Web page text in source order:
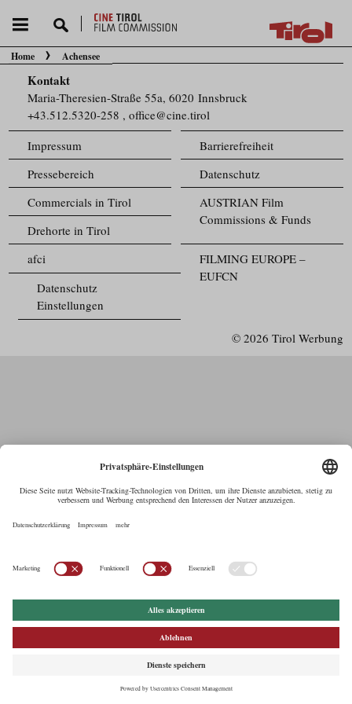
Sie befinden sich hier:
Home Achensee
Kontakt
Maria-Theresien-Straße 55a, 6020 Innsbruck
+43.512.5320-258 ,office@cine.tirol
Impressum
Barrierefreiheit
Pressebereich
Datenschutz
Commercials in Tirol
AUSTRIAN Film
Commissions & Funds
Drehorte in Tirol
FILMING EUROPE –
EUFCN
afci
Datenschutz
Einstellungen
© 2026 Tirol Werbung